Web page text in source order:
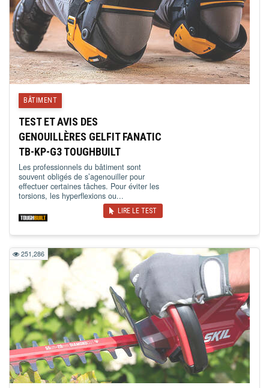
BÂTIMENT
TEST ET AVIS DES
GENOUILLÈRES GELFIT FANATIC
TB-KP-G3 TOUGHBUILT
Les professionnels du bâtiment sont
souvent obligés de s’agenouiller pour
effectuer certaines tâches. Pour éviter les
torsions, les hyperflexions ou...
LIRE LE TEST
251,286